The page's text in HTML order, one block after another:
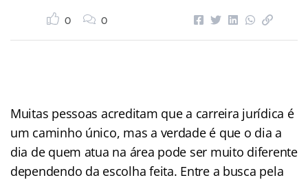
0 0
Muitas pessoas acreditam que a carreira jurídica é
um caminho único, mas a verdade é que o dia a
dia de quem atua na área pode ser muito diferente
dependendo da escolha feita. Entre a busca pela